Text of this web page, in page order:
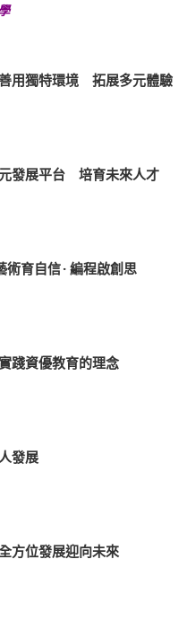
獨特環境 拓展多元體驗
發展平台 培育未來人才
育自信 · 編程啟創思
資優教育的理念
發展
位發展迎向未來